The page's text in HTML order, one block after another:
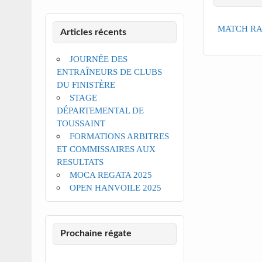
MATCH
Articles récents
JOURNÉE DES
ENTRAÎNEURS DE CLUBS
DU FINISTÈRE
STAGE
DÉPARTEMENTAL DE
TOUSSAINT
FORMATIONS ARBITRES
ET COMMISSAIRES AUX
RESULTATS
MOCA REGATA 2025
OPEN HANVOILE 2025
Prochaine régate